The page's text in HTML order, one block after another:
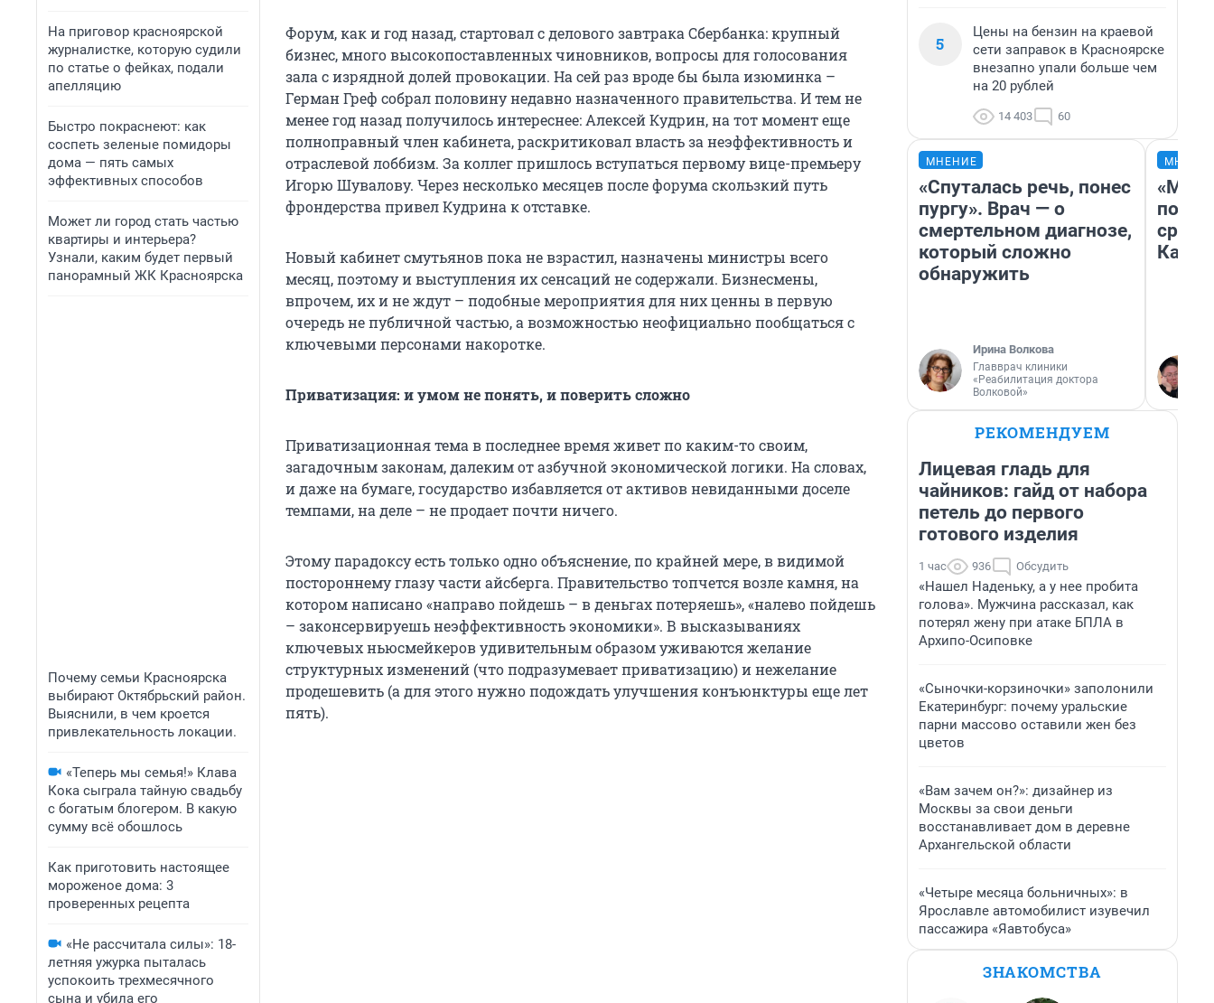
На приговор красноярской
журналистке, которую судили
по статье о фейках, подали
апелляцию
Быстро покраснеют: как
соспеть зеленые помидоры
дома — пять самых
эффективных способов
Может ли город стать частью
квартиры и интерьера?
Узнали, каким будет первый
панорамный ЖК Красноярска
Почему семьи Красноярска
выбирают Октябрьский район.
Выяснили, в чем кроется
привлекательность локации.
«Теперь мы семья!» Клава
Кока сыграла тайную свадьбу
с богатым блогером. В какую
сумму всё обошлось
Как приготовить настоящее
мороженое дома: 3
проверенных рецепта
«Не рассчитала силы»: 18-
летняя ужурка пыталась
успокоить трехмесячного
сына и убила его
Форум, как и год назад, стартовал с делового завтрака Сбербанка: крупный
бизнес, много высокопоставленных чиновников, вопросы для голосования
зала с изрядной долей провокации. На сей раз вроде бы была изюминка –
Герман Греф собрал половину недавно назначенного правительства. И тем не
менее год назад получилось интереснее: Алексей Кудрин, на тот момент еще
полноправный член кабинета, раскритиковал власть за неэффективность и
отраслевой лоббизм. За коллег пришлось вступаться первому вице-премьеру
Игорю Шувалову. Через несколько месяцев после форума скользкий путь
фрондерства привел Кудрина к отставке.
Новый кабинет смутьянов пока не взрастил, назначены министры всего
месяц, поэтому и выступления их сенсаций не содержали. Бизнесмены,
впрочем, их и не ждут – подобные мероприятия для них ценны в первую
очередь не публичной частью, а возможностью неофициально пообщаться с
ключевыми персонами накоротке.
Приватизация: и умом не понять, и поверить сложно
Приватизационная тема в последнее время живет по каким-то своим,
загадочным законам, далеким от азбучной экономической логики. На словах,
и даже на бумаге, государство избавляется от активов невиданными доселе
темпами, на деле – не продает почти ничего.
Этому парадоксу есть только одно объяснение, по крайней мере, в видимой
постороннему глазу части айсберга. Правительство топчется возле камня, на
котором написано «направо пойдешь – в деньгах потеряешь», «налево пойдешь
– законсервируешь неэффективность экономики». В высказываниях
ключевых ньюсмейкеров удивительным образом уживаются желание
структурных изменений (что подразумевает приватизацию) и нежелание
продешевить (а для этого нужно подождать улучшения конъюнктуры еще лет
пять).
5
Цены на бензин на краевой
сети заправок в Красноярске
внезапно упали больше чем
на 20 рублей
14 403 60
МНЕНИЕ
«Спуталась речь, понес
пургу». Врач — о
смертельном диагнозе,
который сложно
обнаружить
Ирина Волкова
Главврач клиники
«Реабилитация доктора
Волковой»
РЕКОМЕНДУЕМ
Лицевая гладь для
чайников: гайд от набора
петель до первого
готового изделия
1 час 936 Обсудить
«Нашел Наденьку, а у нее пробита
голова». Мужчина рассказал, как
потерял жену при атаке БПЛА в
Архипо-Осиповке
«Сыночки-корзиночки» заполонили
Екатеринбург: почему уральские
парни массово оставили жен без
цветов
«Вам зачем он?»: дизайнер из
Москвы за свои деньги
восстанавливает дом в деревне
Архангельской области
«Четыре месяца больничных»: в
Ярославле автомобилист изувечил
пассажира «Яавтобуса»
ЗНАКОМСТВА